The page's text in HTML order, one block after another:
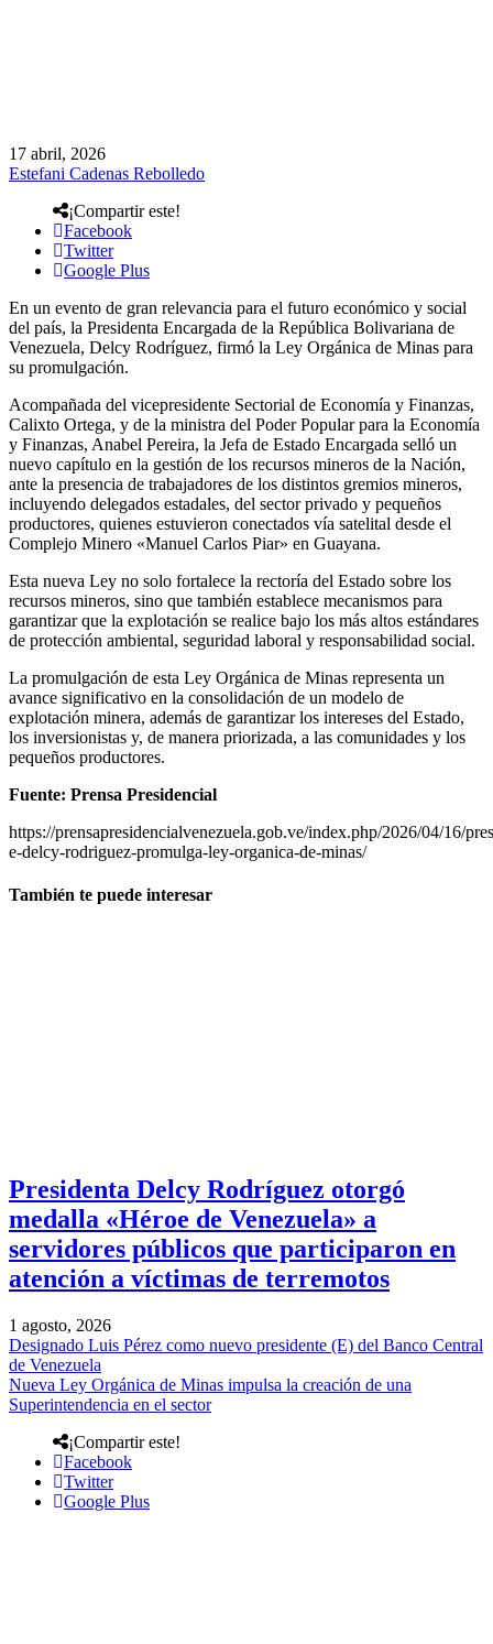
17 abril, 2026
Estefani Cadenas Rebolledo
¡Compartir este!
Facebook
Twitter
Google Plus
En un evento de gran relevancia para el futuro económico y social
del país, la Presidenta Encargada de la República Bolivariana de
Venezuela, Delcy Rodríguez, firmó la Ley Orgánica de Minas para
su promulgación.
Acompañada del vicepresidente Sectorial de Economía y Finanzas,
Calixto Ortega, y de la ministra del Poder Popular para la Economía
y Finanzas, Anabel Pereira, la Jefa de Estado Encargada selló un
nuevo capítulo en la gestión de los recursos mineros de la Nación,
ante la presencia de trabajadores de los distintos gremios mineros,
incluyendo delegados estadales, del sector privado y pequeños
productores, quienes estuvieron conectados vía satelital desde el
Complejo Minero «Manuel Carlos Piar» en Guayana.
Esta nueva Ley no solo fortalece la rectoría del Estado sobre los
recursos mineros, sino que también establece mecanismos para
garantizar que la explotación se realice bajo los más altos estándares
de protección ambiental, seguridad laboral y responsabilidad social.
La promulgación de esta Ley Orgánica de Minas representa un
avance significativo en la consolidación de un modelo de
explotación minera, además de garantizar los intereses del Estado,
los inversionistas y, de manera priorizada, a las comunidades y los
pequeños productores.
Fuente: Prensa Presidencial
https://prensapresidencialvenezuela.gob.ve/index.php/2026/04/16/
e-delcy-rodriguez-promulga-ley-organica-de-minas/
También te puede interesar
Presidenta Delcy Rodríguez otorgó
medalla «Héroe de Venezuela» a
servidores públicos que participaron en
atención a víctimas de terremotos
1 agosto, 2026
Designado Luis Pérez como nuevo presidente (E) del Banco Central
de Venezuela
Nueva Ley Orgánica de Minas impulsa la creación de una
Superintendencia en el sector
¡Compartir este!
Facebook
Twitter
Google Plus